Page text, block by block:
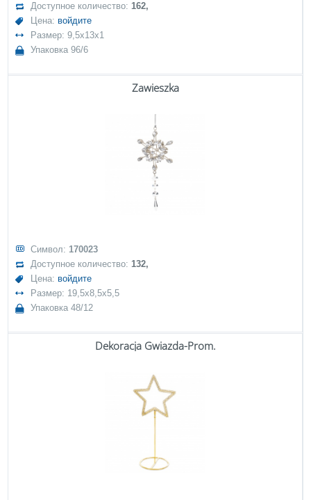
Доступное количество:162,
Цена: войдите
Размер: 9,5x13x1
Упаковка 96/6
Zawieszka
Символ: 170023
Доступное количество:132,
Цена: войдите
Размер: 19,5x8,5x5,5
Упаковка 48/12
Dekoracja Gwiazda-Prom.